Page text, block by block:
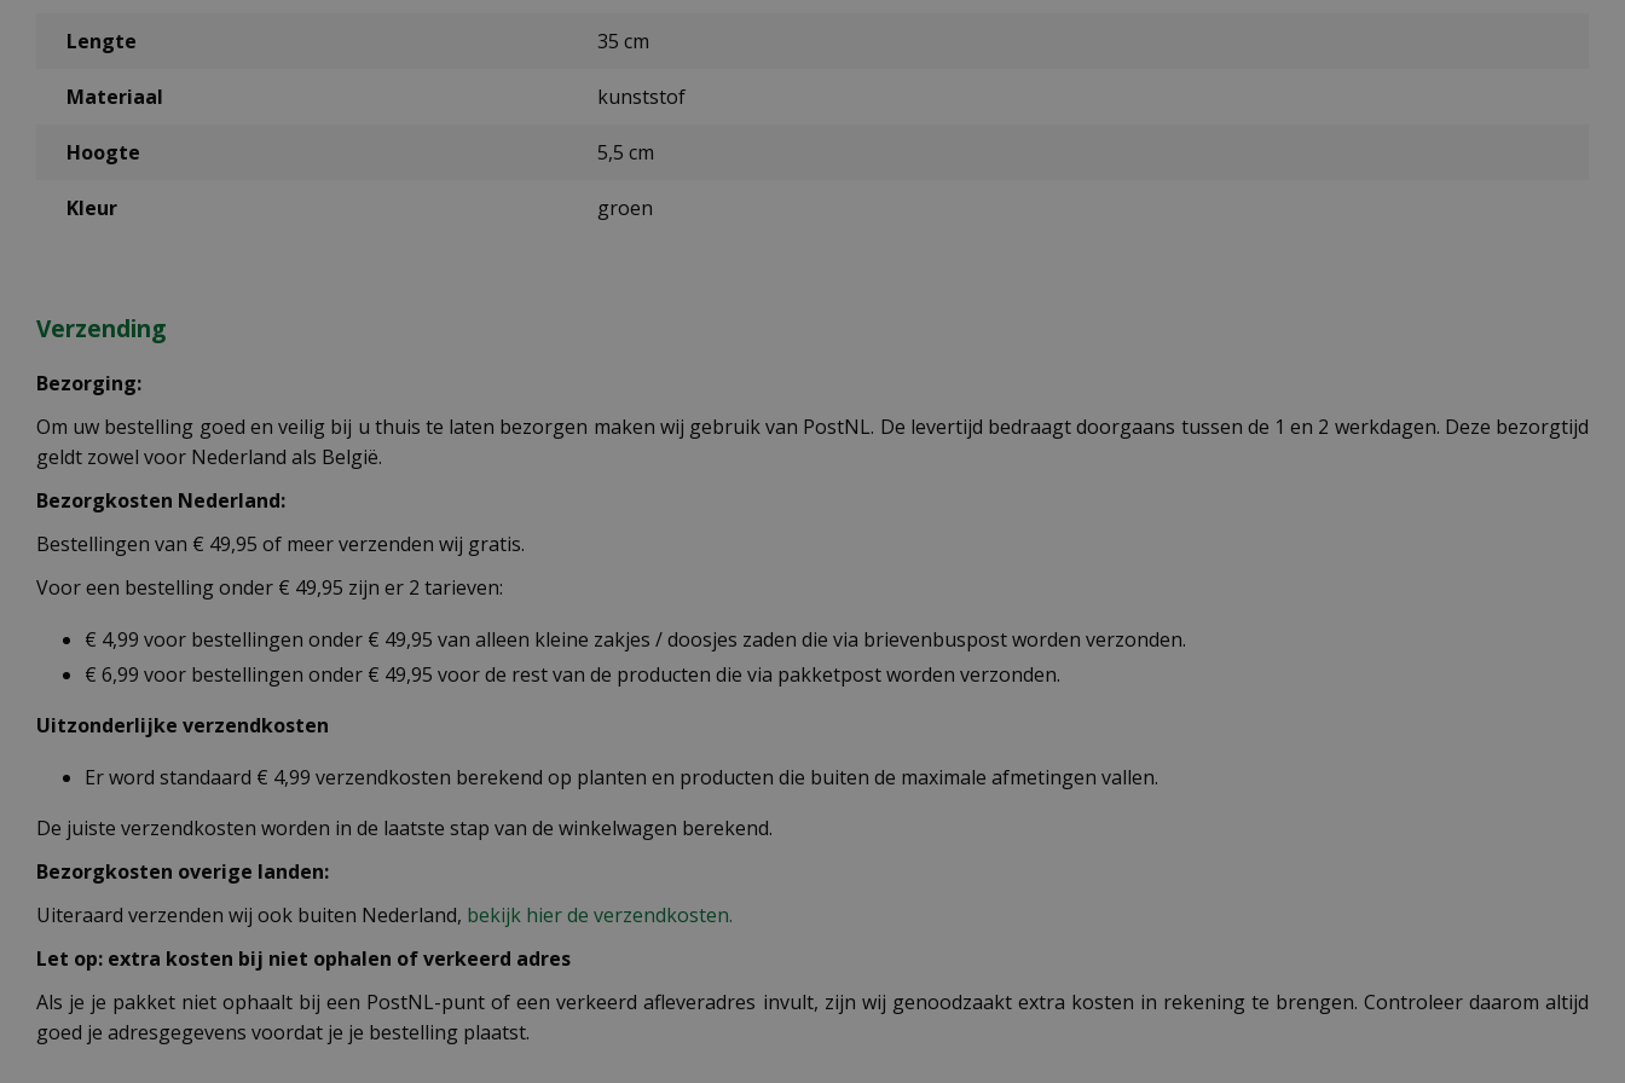
Lengte 35 cm
Materiaal kunststof
Hoogte 5,5 cm
Kleur groen
Verzending
Bezorging:
Om uw bestelling goed en veilig bij u thuis te laten bezorgen maken wij gebruik van PostNL. De levertijd bedraagt doorgaans tussen de 1 en 2 werkdagen. Deze bezorgtijd
geldt zowel voor Nederland als België.
Bezorgkosten Nederland:
Bestellingen van € 49,95 of meer verzenden wij gratis.
Voor een bestelling onder € 49,95 zijn er 2 tarieven:
€ 4,99 voor bestellingen onder € 49,95 van alleen kleine zakjes / doosjes zaden die via brievenbuspost worden verzonden.
€ 6,99 voor bestellingen onder € 49,95 voor de rest van de producten die via pakketpost worden verzonden.
Uitzonderlijke verzendkosten
Er word standaard € 4,99 verzendkosten berekend op planten en producten die buiten de maximale afmetingen vallen.
De juiste verzendkosten worden in de laatste stap van de winkelwagen berekend.
Bezorgkosten overige landen:
Uiteraard verzenden wij ook buiten Nederland, bekijk hier de verzendkosten.
Let op: extra kosten bij niet ophalen of verkeerd adres
Als je je pakket niet ophaalt bij een PostNL-punt of een verkeerd afleveradres invult, zijn wij genoodzaakt extra kosten in rekening te brengen. Controleer daarom altijd
goed je adresgegevens voordat je je bestelling plaatst.